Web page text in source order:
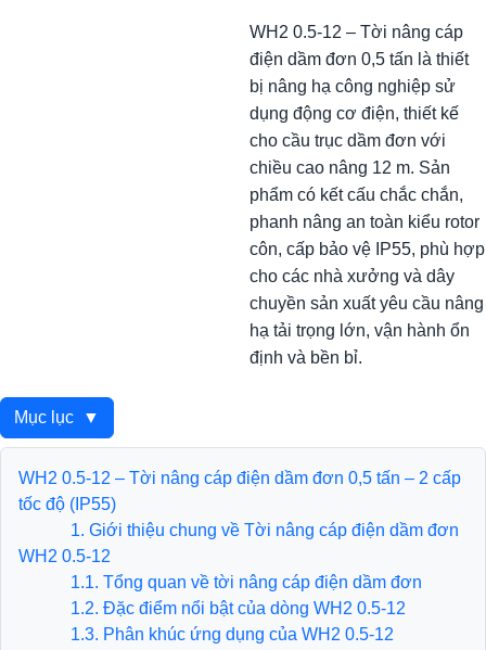
WH2 0.5-12 – Tời nâng cáp
điện dầm đơn 0,5 tấn là thiết
bị nâng hạ công nghiệp sử
dụng động cơ điện, thiết kế
cho cầu trục dầm đơn với
chiều cao nâng 12 m. Sản
phẩm có kết cấu chắc chắn,
phanh nâng an toàn kiểu rotor
côn, cấp bảo vệ IP55, phù hợp
cho các nhà xưởng và dây
chuyền sản xuất yêu cầu nâng
hạ tải trọng lớn, vận hành ổn
định và bền bỉ.
Mục lục ▼
WH2 0.5-12 – Tời nâng cáp điện dầm đơn 0,5 tấn – 2 cấp
tốc độ (IP55)
1. Giới thiệu chung về Tời nâng cáp điện dầm đơn
WH2 0.5-12
1.1. Tổng quan về tời nâng cáp điện dầm đơn
1.2. Đặc điểm nổi bật của dòng WH2 0.5-12
1.3. Phân khúc ứng dụng của WH2 0.5-12